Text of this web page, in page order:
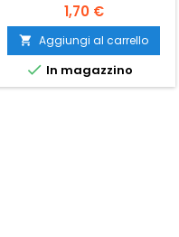
1,70 €
 Aggiungi al carrello
 In magazzino